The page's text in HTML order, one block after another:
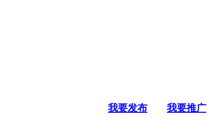
我要发布 我要推广